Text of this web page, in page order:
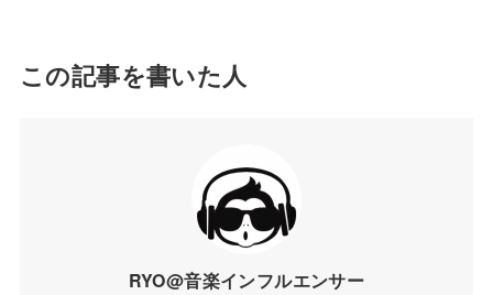
この記事を書いた人
RYO@音楽インフルエンサー